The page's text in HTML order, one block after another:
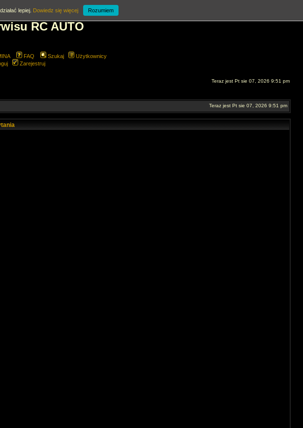
RC AUTO
FAQ Szukaj
Użytkownicy
Zarejestruj
Teraz jest Pt sie 07, 2026 9:51 pm
Teraz jest Pt sie 07, 2026 9:51 pm
lepiej. Dowiedz się więcej Rozumiem